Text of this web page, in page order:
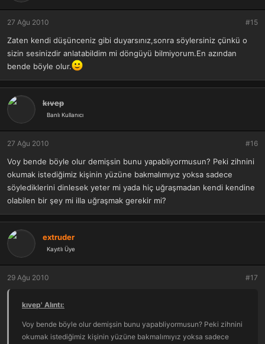
27 Ağu 2010 #15
Zaten kendi düşünceniz gibi duyarsınız,sonra söylersiniz çünkü o
sizin sesinizdir anlatabildim mi döngüyü bilmiyorum.En azından
bende böyle olur.
kıvep
Banlı Kullanıcı
27 Ağu 2010 #16
Voy bende böyle olur demişsin bunu yapabliyormusun? Peki zihnini
okumak istediğimiz kişinin yüzüne bakmalımıyız yoksa sadece
söylediklerini dinlesek yeter mi yada hiç uğraşmadan kendi kendine
olabilen bir şey mi illa uğraşmak gerekir mi?
extruder
Kayıtlı Üye
29 Ağu 2010 #17
kıvep' Alıntı:
Voy bende böyle olur demişsin bunu yapabliyormusun? Peki zihnini
okumak istediğimiz kişinin yüzüne bakmalımıyız yoksa sadece